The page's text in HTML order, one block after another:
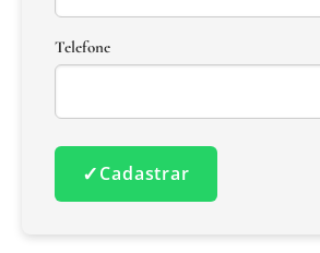
Telefone
✓Cadastrar